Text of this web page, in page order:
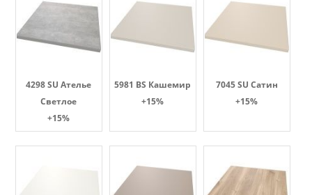
4298 SU Ателье
Светлое
+15%
5981 BS Кашемир
+15%
7045 SU Сатин
+15%